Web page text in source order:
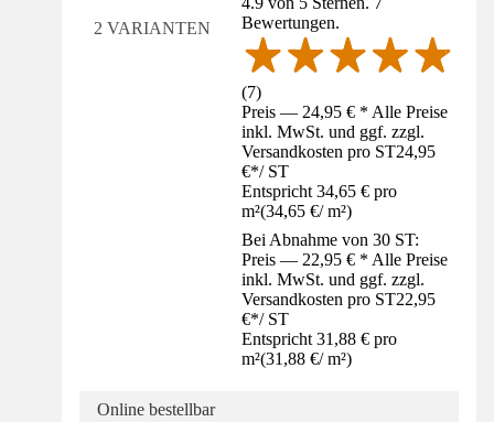
2 VARIANTEN
Bewertungen.
(7)
Preis — 24,95 € * Alle Preise
inkl. MwSt. und ggf. zzgl.
Versandkosten pro ST24,95
€*/ ST
Entspricht 34,65 € pro
m²(34,65 €/ m²)
Bei Abnahme von 30 ST:
Preis — 22,95 € * Alle Preise
inkl. MwSt. und ggf. zzgl.
Versandkosten pro ST22,95
€*/ ST
Entspricht 31,88 € pro
m²(31,88 €/ m²)
Online bestellbar